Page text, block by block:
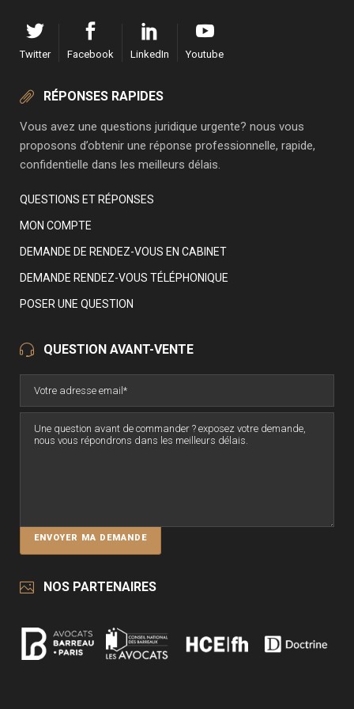
Twitter Facebook LinkedIn Youtube
RÉPONSES RAPIDES
Vous avez une questions juridique urgente? nous vous
proposons d’obtenir une réponse professionnelle, rapide,
confidentielle dans les meilleurs délais.
QUESTIONS ET RÉPONSES
MON COMPTE
DEMANDE DE RENDEZ-VOUS EN CABINET
DEMANDE RENDEZ-VOUS TÉLÉPHONIQUE
POSER UNE QUESTION
QUESTION AVANT-VENTE
NOS PARTENAIRES